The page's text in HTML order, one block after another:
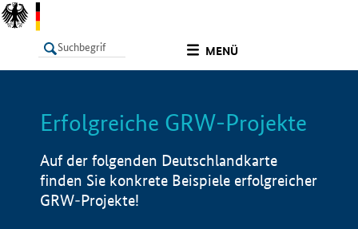
MENÜ
LISTE Info
Erfolgreiche GRW-Projekte
Auf der folgenden Deutschlandkarte
finden Sie konkrete Beispiele erfolgreicher
GRW-Projekte!